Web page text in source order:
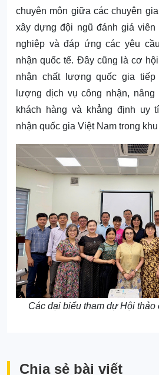
chuyên môn giữa các chuyên
xây dựng đội ngũ đánh giá viên
nghiệp và đáp ứng các yêu
nhận quốc tế. Đây cũng là cơ
nhận chất lượng quốc gia tiếp
lượng dịch vụ công nhận,
khách hàng và khẳng định uy
nhận quốc gia Việt Nam trong
Các đại biểu tham dự Hội
Chia sẻ bài viết